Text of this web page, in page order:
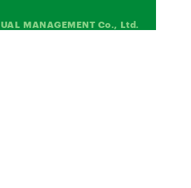
MANAGEMENT Co., Ltd.